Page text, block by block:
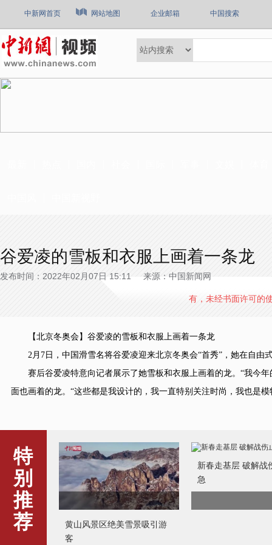
中新网首页 网站地图 企业邮箱 中国搜索
谷爱凌的雪板和衣服上画着一条龙
发布时间：2022年02月07日 15:11 来源：中国新闻网
有，未经书面许可的
【北京冬奥会】谷爱凌的雪板和衣服上画着一条龙
2月7日，中国滑雪名将谷爱凌迎来北京冬奥会“首秀”，她在自由
赛后谷爱凌特意向记者展示了她雪板和衣服上画着的龙。“我今年
面也画着的龙。“这些都是我设计的，我一直特别关注时尚，我也是
特
别
推
荐
黄山风景区绝美雪景吸引游
客
新春走基层 破解战
急